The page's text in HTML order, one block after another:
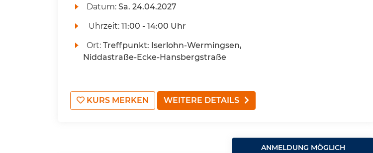
Datum: Sa. 24.04.2027
Uhrzeit: 11:00 - 14:00 Uhr
Ort: Treffpunkt: Iserlohn-Wermingsen,
Niddastraße-Ecke-Hansbergstraße
KURS MERKEN WEITERE DETAILS
ANMELDUNG MÖGLICH